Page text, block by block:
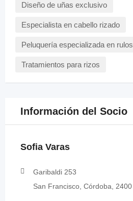
Diseño de uñas exclusivo
Especialista en cabello rizado
Peluquería especializada en rulos
Tratamientos para rizos
Información del Socio
Sofia Varas
Garibaldi 253
San Francisco, Córdoba, 2400